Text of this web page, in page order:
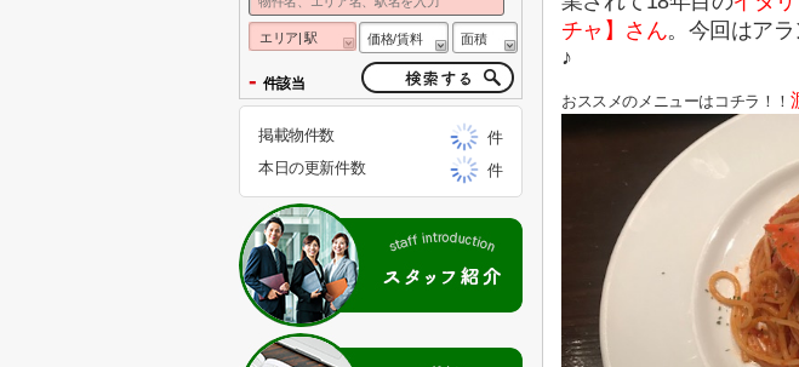
チャ】さん。今回はア
♪
おススメのメニューはコチラ！！
エリア| 駅 価格/賃料 面積
- 件該当
掲載物件数
件
本日の更新件数
件